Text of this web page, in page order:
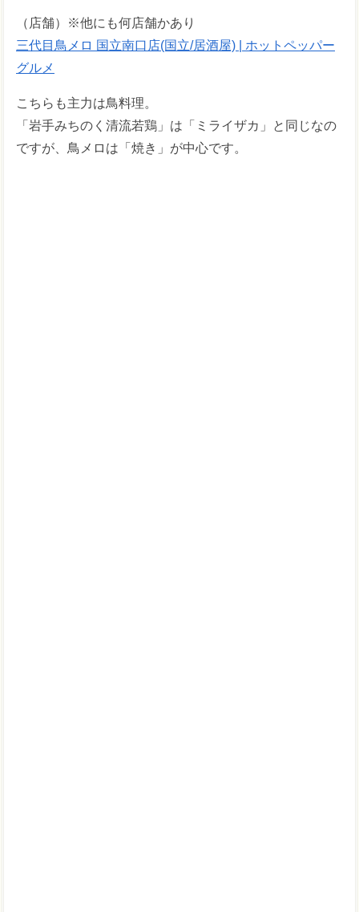
（店舗）※他にも何店舗かあり
三代目鳥メロ 国立南口店(国立/居酒屋) | ホットペッパー
グルメ
こちらも主力は鳥料理。
「岩手みちのく清流若鶏」は「ミライザカ」と同じなの
ですが、鳥メロは「焼き」が中心です。